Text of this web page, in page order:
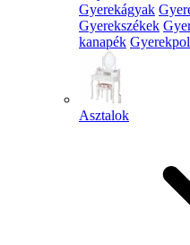
Gyerekágyak
Gyerekszékek
kanapék
Asztalok